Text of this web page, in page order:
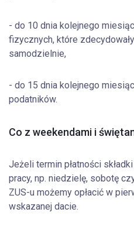
- do 10 dnia kolejnego
fizycznych, które
samodzielnie,
- do 15 dnia kolejnego
podatników.
Co z weekendami i
Jeżeli termin płatności
pracy, np. niedzielę, sobotę
ZUS-u możemy opłacić w
wskazanej dacie.